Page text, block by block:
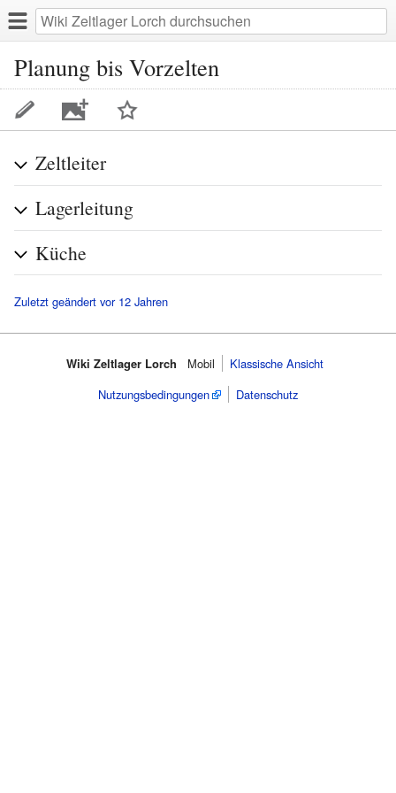
Planung bis Vorzelten
Bild
zu
dieser
Seite
hinzufügen
Zeltleiter
Lagerleitung
Küche
Zuletzt geändert vor 12 Jahren
Wiki Zeltlager Lorch Mobil
Klassische Ansicht
Nutzungsbedingungen
Datenschutz